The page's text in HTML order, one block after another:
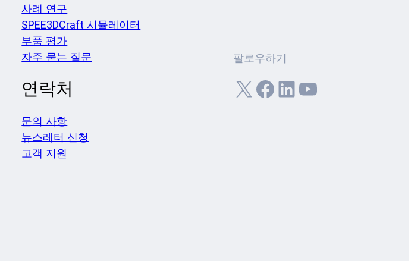
사례 연구
SPEE3DCraft 시뮬레이터
부품 평가
자주 묻는 질문
연락처
문의 사항
뉴스레터 신청
고객 지원
팔로우하기
X Facebook LinkedIn YouTube